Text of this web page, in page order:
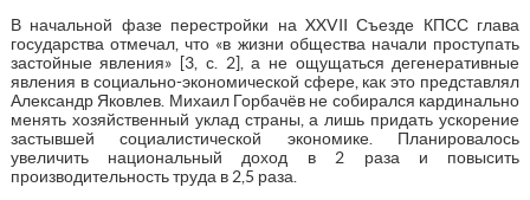
В начальной фазе перестройки на XXVII Съезде КПСС глава
государства отмечал, что «в жизни общества начали проступать
застойные явления» [3, с. 2], а не ощущаться дегенеративные
явления в социально-экономической сфере, как это представлял
Александр Яковлев. Михаил Горбачёв не собирался кардинально
менять хозяйственный уклад страны, а лишь придать ускорение
застывшей социалистической экономике. Планировалось
увеличить национальный доход в 2 раза и повысить
производительность труда в 2,5 раза.